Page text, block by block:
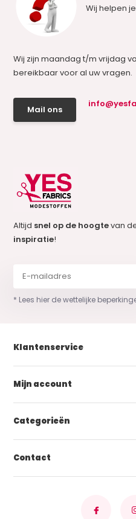
Wij helpen
Wij zijn maandag t/m vrijdag
bereikbaar voor al uw vragen.
Mail ons
Altijd snel op de hoogtevan
inspiratie!
* Lees hier de wettelijke
Klantenservice
Mijn account
Categorieën
Contact